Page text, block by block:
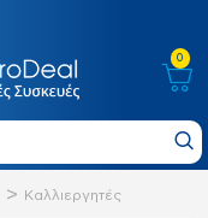
0
Καλλιεργητές